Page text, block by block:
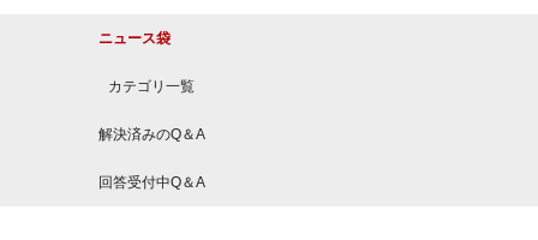
ニュース袋
カテゴリ一覧
解決済みのQ＆A
回答受付中Q＆A